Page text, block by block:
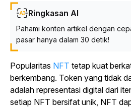
Ringkasan AI
Pahami konten artikel dengan
pasar hanya dalam 30 detik!
Popularitas NFT tetap kuat
berkembang. Token yang tidak
adalah representasi digital dari
setiap NFT bersifat unik, NFT